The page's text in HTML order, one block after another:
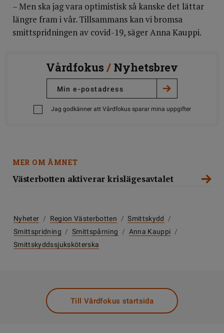
– Men ska jag vara optimistisk så kanske det lättar
längre fram i vår. Tillsammans kan vi bromsa
smittspridningen av covid-19, säger Anna Kauppi.
Vårdfokus / Nyhetsbrev
Jag godkänner att Vårdfokus sparar mina uppgifter
MER OM ÄMNET
Västerbotten aktiverar krislägesavtalet
Nyheter / Region Västerbotten / Smittskydd
/
Smittspridning / Smittspårning / Anna Kauppi /
Smittskyddssjuksköterska
Till Vårdfokus startsida